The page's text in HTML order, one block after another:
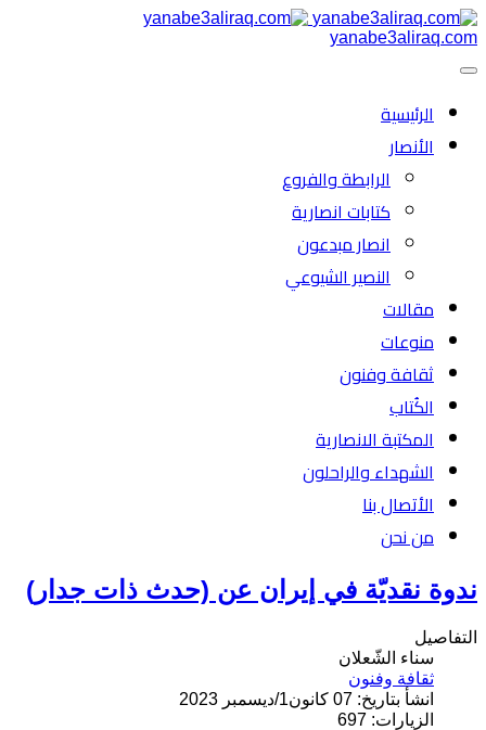
yanabe3aliraq.com
الرئیسية
الأنصار
الرابطة والفروع
كتابات انصارية
انصار مبدعون
النصیر الشیوعي
مقالات
منوعات
ثقافة وفنون
الكُتاب
المكتبة الانصارية
الشهداء والراحلون
الأتصال بنا
من نحن
ندوة نقديّة في إيران عن (حدث ذات جدار)
التفاصيل
سناء الشّعلان
ثقافة وفنون
انشأ بتاريخ: 07 كانون1/ديسمبر 2023
الزيارات: 697